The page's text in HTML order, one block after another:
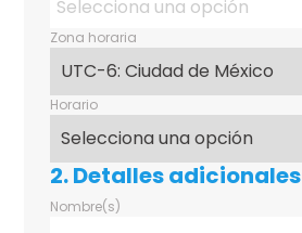
Zona horaria
Horario
2. Detalles adicionales
Nombre(s)